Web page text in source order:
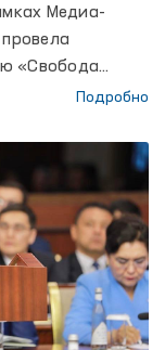
Медиа-
«Свобода
Подробно